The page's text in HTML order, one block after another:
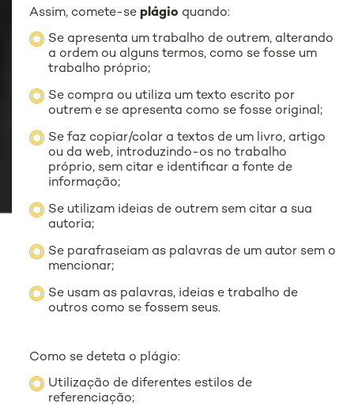
Assim, comete-seplágio quando:
Se apresenta um trabalho de outrem, alterando
a ordem ou alguns termos, como se fosse um
trabalho próprio;
Se compra ou utiliza um texto escrito por
outrem e se apresenta como se fosse original;
Se faz copiar/colar a textos de um livro, artigo
ou da web, introduzindo-os no trabalho
próprio, sem citar e identificar a fonte de
informação;
Se utilizam ideias de outrem sem citar a sua
autoria;
Se parafraseiam as palavras de um autor sem o
mencionar;
Se usam as palavras, ideias e trabalho de
outros como se fossem seus.
Como se deteta o plágio:
Utilização de diferentes estilos de
referenciação;